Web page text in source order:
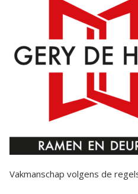
Vakmanschap volgens de